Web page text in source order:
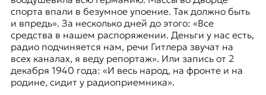
спорта впали в безумное упоение. Так должно быть
и впредь». За несколько дней до этого: «Все
средства в нашем распоряжении. Деньги у нас есть,
радио подчиняется нам, речи Гитлера звучат на
всех каналах, я веду репортаж». Или запись от 2
декабря 1940 года: «И весь народ, на фронте и на
родине, сидит у радиоприемника».